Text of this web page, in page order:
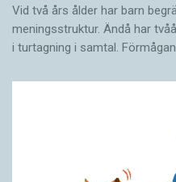
Institutet för
Uppsala universitet.
uppkallad efter britten
som aldrig ens
Åtminstone
återspegla något av
På Nya Zeeland
det språk som talas
maorier – på alla
Vid två års ålder har barn
meningsstruktur. Ändå har
i turtagning i samtal.